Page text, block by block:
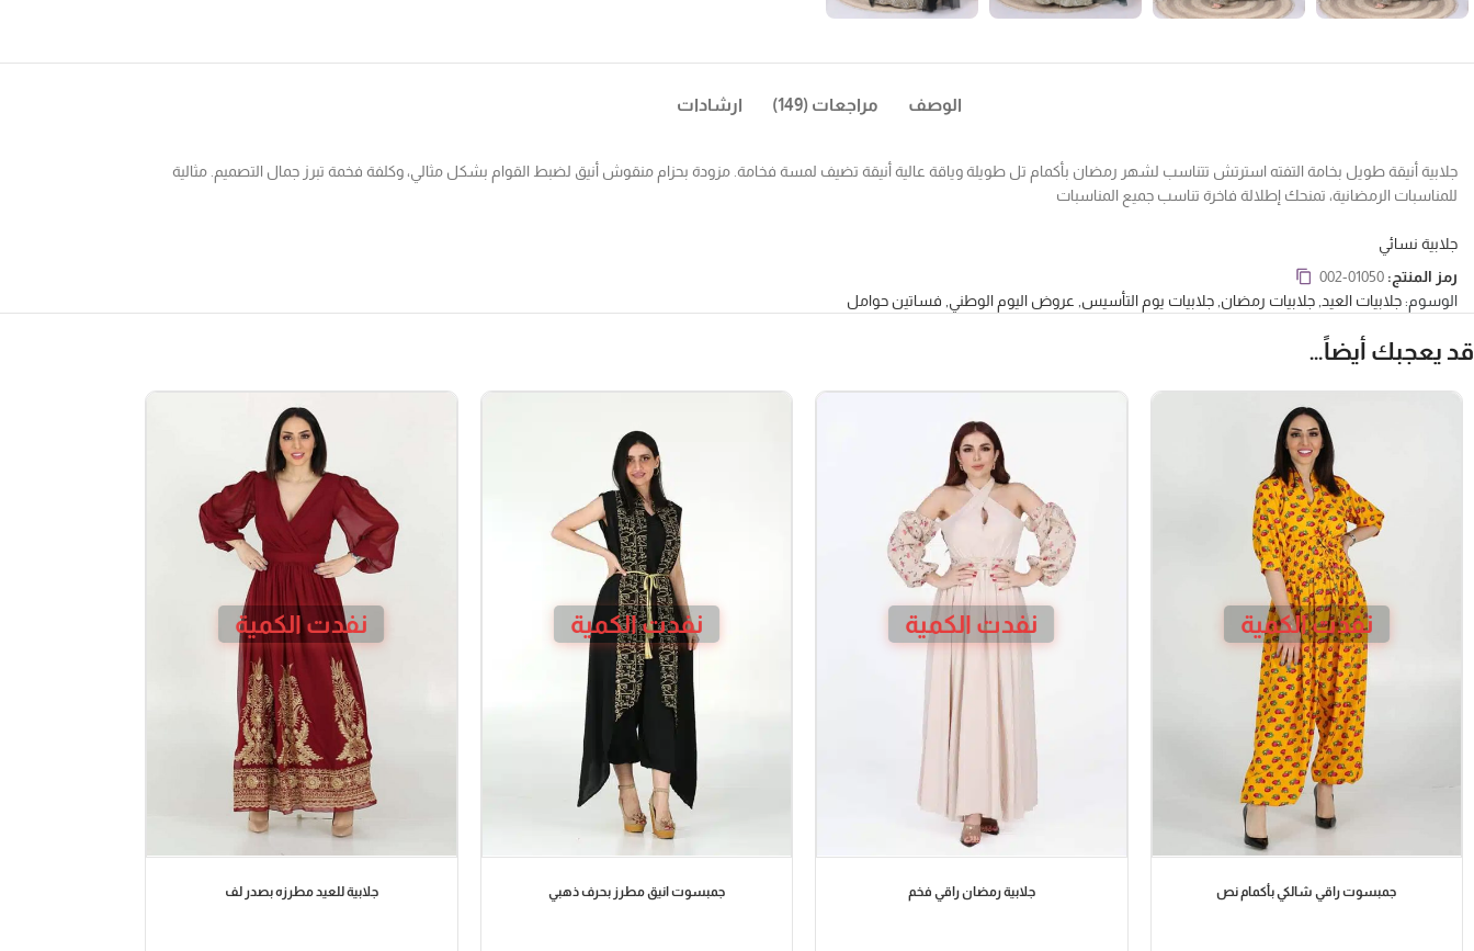
الوصف مراجعات (149) ارشادات
جلابية أنيقة طويل بخامة التفته استرتش تتناسب لشهر رمضان بأكمام تل طويلة وياقة عالية أنيقة تضيف لمسة فخامة. مزودة بحزام منقوش أنيق لضبط القوام بشكل مثالي، وكلفة فخمة تبرز جمال التصميم. مثالية
للمناسبات الرمضانية، تمنحك إطلالة فاخرة تناسب جميع المناسبات
جلابية نسائي
رمز المنتج: 002-01050
الوسوم:جلابيات العيد جلابيات رمضان جلابيات يوم التأسيس عروض اليوم الوطني فساتين حوامل
قد يعجبك أيضاً…
نفدت الكمية
جمبسوت راقي شالكي بأكمام نص
نفدت الكمية
جلابية رمضان راقي فخم
نفدت الكمية
جمبسوت انيق مطرز بحرف ذهبي
نفدت الكمية
جلابية للعيد مطرزه بصدر لف